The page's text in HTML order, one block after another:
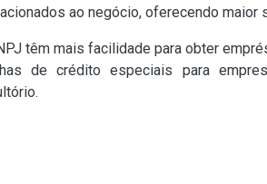
ao negócio, oferecendo maior
têm mais facilidade para obter
de crédito especiais para